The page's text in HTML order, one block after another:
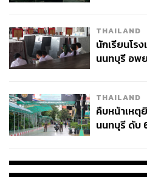
THAILAND
นักเรียนโร
นนทบุรี อพ
THAILAND
คืบหน้าเหตุ
นนทบุรี ดับ